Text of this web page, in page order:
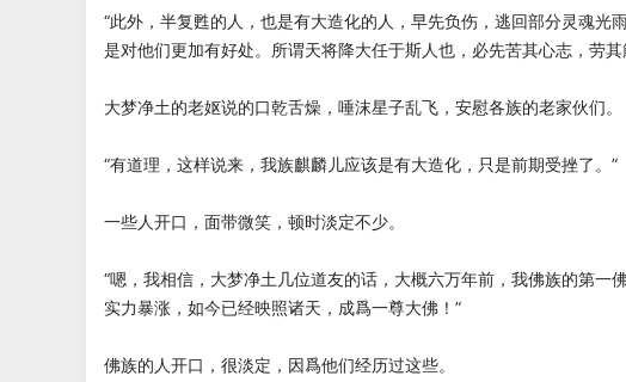
“此外，半复甦的人，也是有大造化的人，早先负伤，逃回部分灵魂
是对他们更加有好处。所谓天将降大任于斯人也，必先苦其心志，劳
大梦净土的老妪说的口乾舌燥，唾沫星子乱飞，安慰各族的老家伙们。
“有道理，这样说来，我族麒麟儿应该是有大造化，只是前期受挫了。”
一些人开口，面带微笑，顿时淡定不少。
“嗯，我相信，大梦净土几位道友的话，大概六万年前，我佛族的第
实力暴涨，如今已经映照诸天，成爲一尊大佛！”
佛族的人开口，很淡定，因爲他们经历过这些。